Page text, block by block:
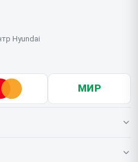
Hyundai
МИР